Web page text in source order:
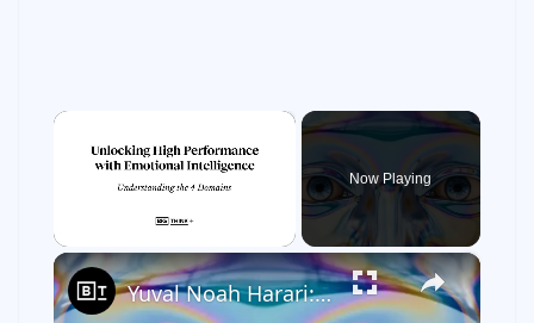
×
Unmute
Now Playing
×
Yuval Noah Harari: An AI scenario you should not ignore